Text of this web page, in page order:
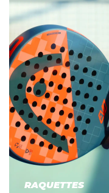
RAQUETTES